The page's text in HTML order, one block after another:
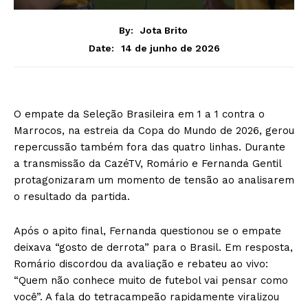
By:
Jota Brito
Date:
14 de junho de 2026
O empate da Seleção Brasileira em 1 a 1 contra o
Marrocos, na estreia da Copa do Mundo de 2026, gerou
repercussão também fora das quatro linhas. Durante
a transmissão da CazéTV, Romário e Fernanda Gentil
protagonizaram um momento de tensão ao analisarem
o resultado da partida.
Após o apito final, Fernanda questionou se o empate
deixava “gosto de derrota” para o Brasil. Em resposta,
Romário discordou da avaliação e rebateu ao vivo:
“Quem não conhece muito de futebol vai pensar como
você”. A fala do tetracampeão rapidamente viralizou